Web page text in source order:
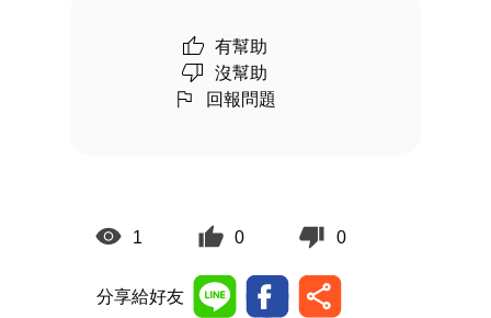
有幫助
沒幫助
回報問題
1 0 0
分享給好友